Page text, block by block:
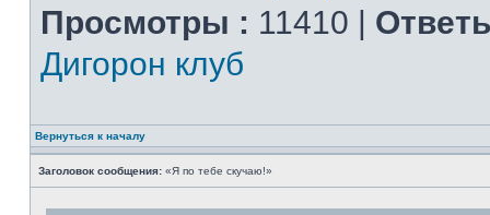
Просмотры : 11410 |
Дигорон клуб
Вернуться к началу
Заголовок сообщения: «Я по тебе скучаю!»